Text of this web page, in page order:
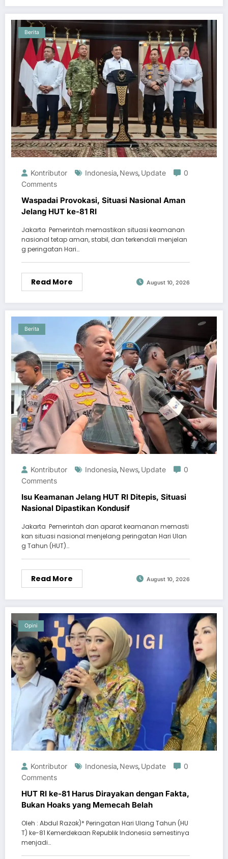
Berita
Kontributor Indonesia, News, Update
0
Comments
Waspadai Provokasi, Situasi Nasional Aman
Jelang HUT ke-81 RI
Jakarta  Pemerintah memastikan situasi keamanan
nasional tetap aman, stabil, dan terkendali menjelan
g peringatan Hari…
Read More August 10, 2026
Berita
Kontributor Indonesia, News, Update
0
Comments
Isu Keamanan Jelang HUT RI Ditepis, Situasi
Nasional Dipastikan Kondusif
Jakarta  Pemerintah dan aparat keamanan memasti
kan situasi nasional menjelang peringatan Hari Ulan
g Tahun (HUT)…
Read More August 10, 2026
Opini
Kontributor Indonesia, News, Update
0
Comments
HUT RI ke-81 Harus Dirayakan dengan Fakta,
Bukan Hoaks yang Memecah Belah
Oleh : Abdul Razak)* Peringatan Hari Ulang Tahun (HU
T) ke-81 Kemerdekaan Republik Indonesia semestinya
menjadi…